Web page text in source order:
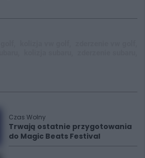
Czas Wolny
Trwają ostatnie przygotowania
do Magic Beats Festival